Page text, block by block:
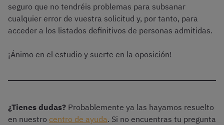
seguro que no tendréis problemas para subsanar
cualquier error de vuestra solicitud y, por tanto, para
acceder a los listados definitivos de personas admitidas.
¡Ánimo en el estudio y suerte en la oposición!
¿Tienes dudas? Probablemente ya las hayamos resuelto
en nuestro centro de ayuda. Si no encuentras tu pregunta